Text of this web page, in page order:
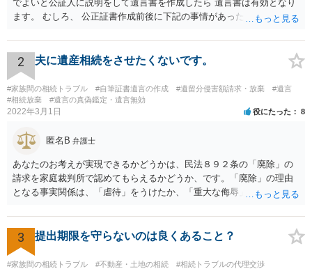
でよいと公証人に説明をして遺言書を作成したら 遺言書は有効となり
ます。 むしろ、 公正証書作成前後に下記の事情があったことが証明で
月に携帯が新しくなった母からの第一声は「ここにいたら殺される」
「面会に来てくれ」で、長男に聞くと「面会は出来ない。俺は携帯電
話の使い方を教える為に会っている」「母の話は聞かなくて良い」と
電話が切れました。その後の電話でも「食事に毒が入っている」「体
にチップが埋められている」等、おかしかったです。 当時の診療記
録、介護認定の資料、介護記録を取得して 弁護士に面談で相談された
2 夫に遺産相続をさせたくないです。
#家族間の相続トラブル #自筆証書遺言の作成 #遺留分侵害額請求・放棄
#遺言
#相続放棄
#遺言の真偽鑑定・遺言無効
2022年3月1日 役にたった 8
匿名B 弁護士
あなたのお考えが実現できるかどうかは、民法８９２条の「廃除」の
請求を家庭裁判所で認めてもらえるかどうか、です。「廃除」の理由
となる事実関係は、「虐待」をうけたか、「重大な侮辱」を受けた
「廃除」は遺言でも可能です（民法８９３条）。 弁護士に具体的な事
情を話して相談して、「廃除」が可能か、実際に法律相談を受けるこ
とをお勧めします。
3 提出期限を守らないのは良くあること？
#家族間の相続トラブル #不動産・土地の相続
#相続トラブルの代理交渉